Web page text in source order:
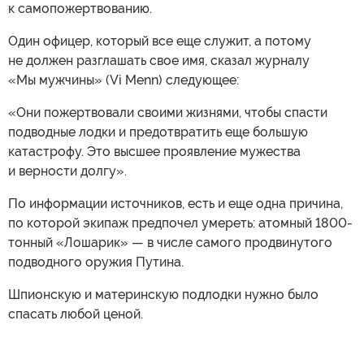
к самопожертвованию.
Один офицер, который все еще служит, а потому
не должен разглашать свое имя, сказал журналу
«Мы мужчины» (Vi Menn) следующее:
«Они пожертвовали своими жизнями, чтобы спасти
подводные лодки и предотвратить еще большую
катастрофу. Это высшее проявление мужества
и верности долгу».
По информации источников, есть и еще одна причина,
по которой экипаж предпочел умереть: атомный 1800-
тонный «Лошарик» — в числе самого продвинутого
подводного оружия Путина.
Шпионскую и материнскую подлодки нужно было
спасать любой ценой.